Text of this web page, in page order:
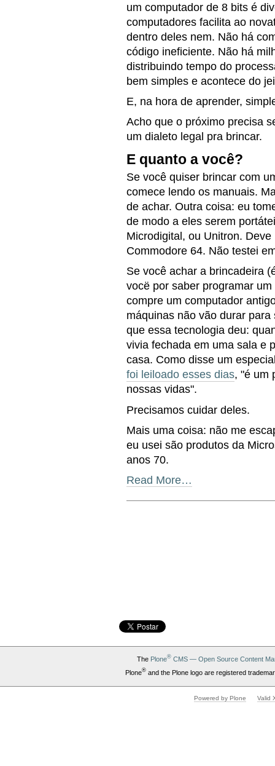
um computador de 8 bits é
computadores facilita ao
dentro deles nem. Não há
código ineficiente. Não há
distribuindo tempo do
bem simples e acontece do
E, na hora de aprender,
Acho que o próximo precisa
um dialeto legal pra brincar.
E quanto a você?
Se você quiser brincar com
comece lendo os manuais.
de achar. Outra coisa: eu
de modo a eles serem
Microdigital, ou Unitron.
Commodore 64. Não testei
Se você achar a brincadeira
vocë por saber programar
compre um computador
máquinas não vão durar
que essa tecnologia deu:
vivia fechada em uma sala e
casa. Como disse um
foi leiloado esses dias, "é um
nossas vidas".
Precisamos cuidar deles.
Mais uma coisa: não me
eu usei são produtos da
anos 70.
Read More…
The Plone®CMS — Open Source Content
Plone®and the Plone logo are registered
Powered by Plone Valid